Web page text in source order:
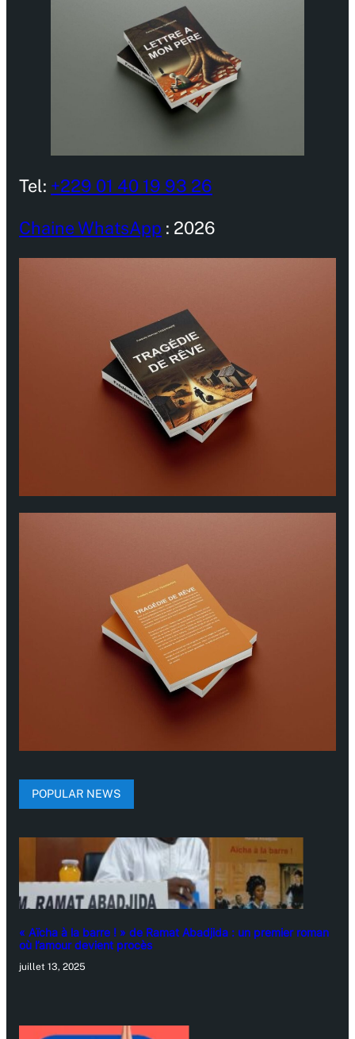
Tel: +229 01 40 19 93 26
Chaine WhatsApp : 2026
POPULAR NEWS
« Aïcha à la barre ! » de Ramat Abadjida : un premier roman
où l’amour devient procès
juillet 13, 2025